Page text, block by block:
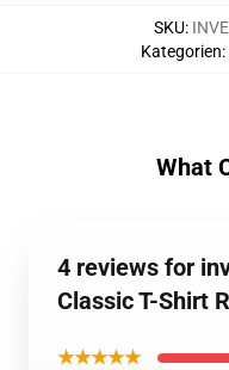
SKU:
Kategorien:
What
4 reviews for
Classic T-Shirt
★★★★★